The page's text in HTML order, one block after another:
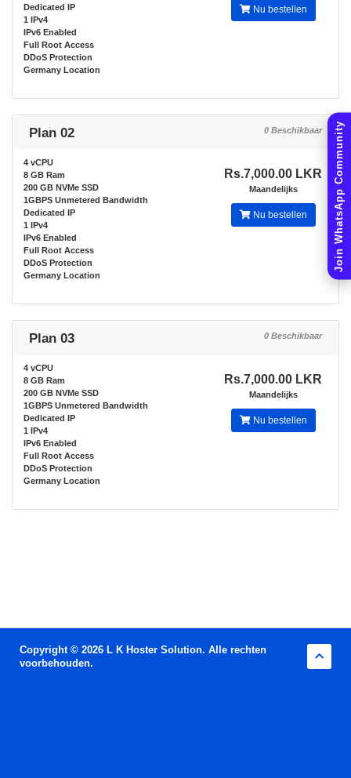
Dedicated IP
1 IPv4
IPv6 Enabled
Full Root Access
DDoS Protection
Germany Location
Nu bestellen
Plan 02 0 Beschikbaar
4 vCPU
8 GB Ram
200 GB NVMe SSD
1GBPS Unmetered Bandwidth
Dedicated IP
1 IPv4
IPv6 Enabled
Full Root Access
DDoS Protection
Germany Location
Rs.7,000.00 LKR
Maandelijks
Nu bestellen
Plan 03 0 Beschikbaar
4 vCPU
8 GB Ram
200 GB NVMe SSD
1GBPS Unmetered Bandwidth
Dedicated IP
1 IPv4
IPv6 Enabled
Full Root Access
DDoS Protection
Germany Location
Rs.7,000.00 LKR
Maandelijks
Nu bestellen
Copyright © 2026 L K Hoster Solution. Alle rechten
voorbehouden.
Join WhatsApp Community